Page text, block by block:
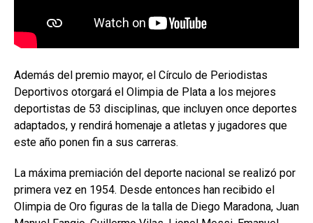
Además del premio mayor, el Círculo de Periodistas
Deportivos otorgará el Olimpia de Plata a los mejores
deportistas de 53 disciplinas, que incluyen once deportes
adaptados, y rendirá homenaje a atletas y jugadores que
este año ponen fin a sus carreras.
La máxima premiación del deporte nacional se realizó por
primera vez en 1954. Desde entonces han recibido el
Olimpia de Oro figuras de la talla de Diego Maradona, Juan